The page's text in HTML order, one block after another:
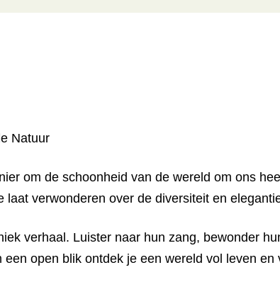
Natuur
om de schoonheid van de wereld om ons
verwonderen over de diversiteit en
verhaal. Luister naar hun zang, bewonder
open blik ontdek je een wereld vol leven en